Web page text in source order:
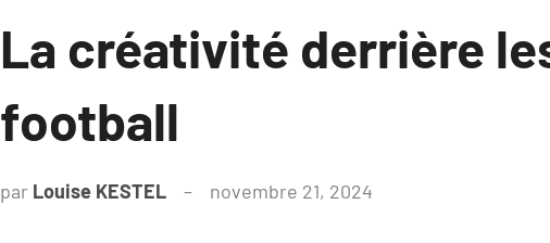
La créativité derrière
football
par Louise KESTEL novembre 21, 2024